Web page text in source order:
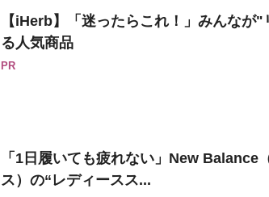
【iHerb】「迷ったらこれ！」みんなが
る人気商品
PR
「1日履いても疲れない」New Balance
ス）の“レディースス...